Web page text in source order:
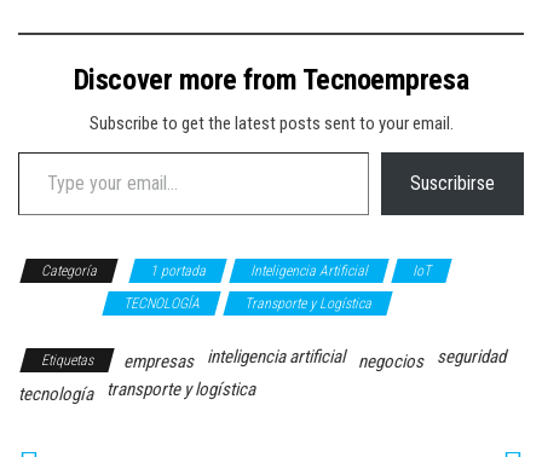
Discover more from Tecnoempresa
Subscribe to get the latest posts sent to your email.
Type your email…
Suscribirse
Categoría 1 portada Inteligencia Artificial
IoT
TECNOLOGÍA Transporte y Logística
Etiquetas empresas inteligencia artificial negocios
seguridad
tecnología
transporte y logística